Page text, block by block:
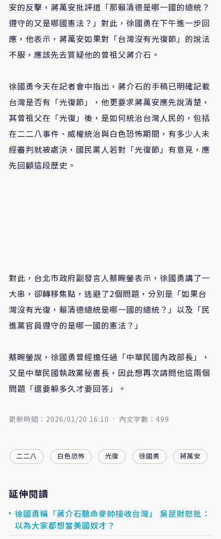
安的反擊，蔣萬安批評道「那賴清德是哪一國的總統？
遵守的又是哪國憲法？」對此，徐國勇在下午進一步回
應，他表示，蔣萬安如果對「台灣沒有光復節」的說法
不服，應該先去質疑他的曾祖父蔣介石。
徐國勇今天在記者會中指出，蔣介石的手稿已明確記載
台灣是否有「光復節」，他更要求蔣萬安應先說清楚，
其曾祖父在「光復」後，是如何統治台灣人民的，包括
在二二八事件、威權統治與白色恐怖期間，有多少人未
經審判就被處決，國民黨人若對「光復節」有意見，應
先回顧這段歷史。
對此，台北市政府副發言人蔡畹鎣表示，徐國勇講了一
大串，卻轉移焦點，逃避了2個問題，分別是「如果台
灣沒有光復，賴清德總統是哪一國的總統？」以及「民
進黨官員遵守的是哪一國的憲法？」
蔡畹鎣說，徐國勇曾經擔任過「中華民國內政部長」，
又是中華民國執政黨秘書長，因此想再次請問他這兩個
問題「還要躲多久才要回答」。
更新時間：2026/01/20 16:10 內文字數：499
二二八 白色恐怖 光復 徐國勇 蔣萬安
延伸閱讀
徐國勇稱「蔣介石聽命麥帥接收台灣」 吳昆財怒批：
以為大家都想當美國奴才？